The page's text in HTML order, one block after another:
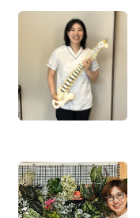
高蔵寺NT
高蔵寺ピ